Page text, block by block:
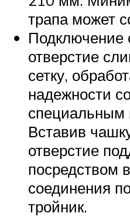
трапа может
Подключение
отверстие
сетку,
надежности
специальным
Вставив
отверстие
посредством
соединения
тройник.